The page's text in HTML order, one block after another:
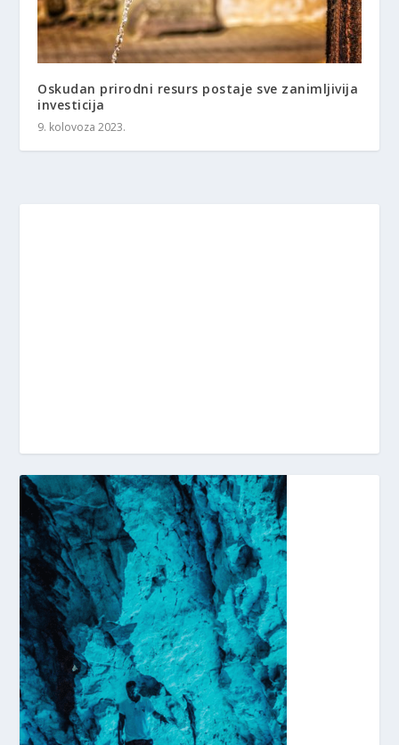
Oskudan prirodni resurs postaje sve zanimljivija
investicija
9. kolovoza 2023.